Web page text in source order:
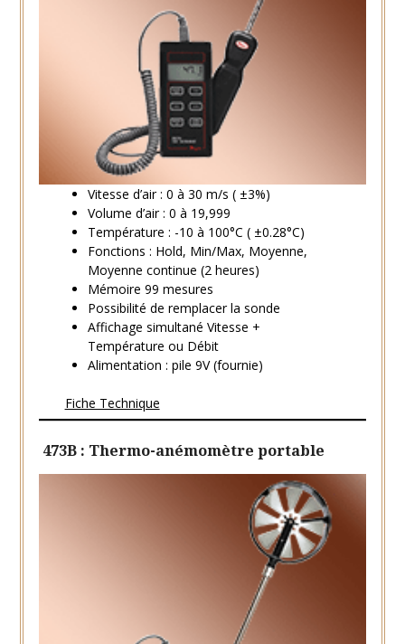
Vitesse d’air : 0 à 30 m/s ( ±3%)
Volume d’air : 0 à 19,999
Température : -10 à 100°C ( ±0.28°C)
Fonctions : Hold, Min/Max, Moyenne,
Moyenne continue (2 heures)
Mémoire 99 mesures
Possibilité de remplacer la sonde
Affichage simultané Vitesse +
Température ou Débit
Alimentation : pile 9V (fournie)
Fiche Technique
473B : Thermo-anémomètre portable